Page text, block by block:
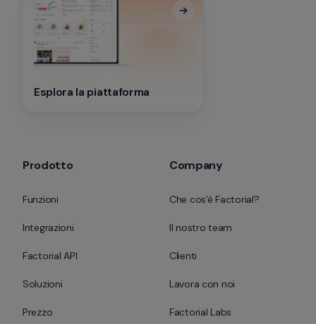
Esplora la piattaforma
Prodotto
Funzioni
Integrazioni
Factorial API
Soluzioni
Prezzo
Company
Che cos'è Factorial?
Il nostro team
Clienti
Lavora con noi
Factorial Labs